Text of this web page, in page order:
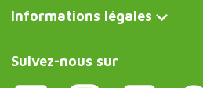
Informations légales
Suivez-nous sur